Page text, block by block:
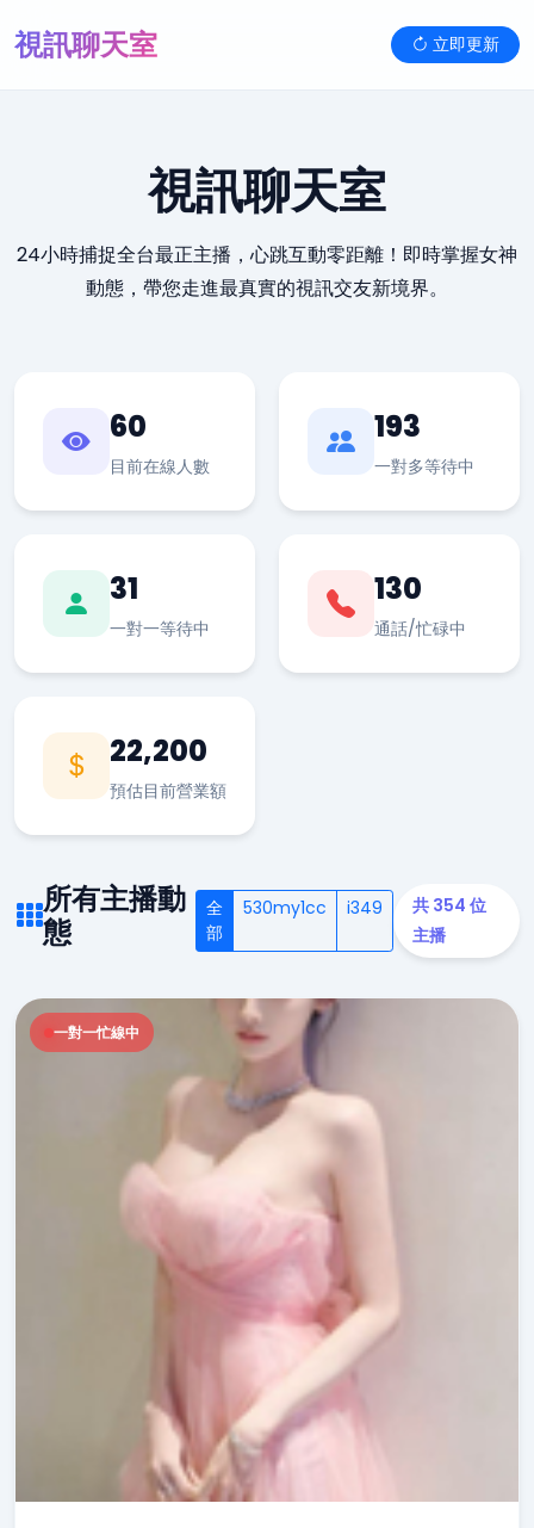
視訊聊天室 立即更新
視訊聊天室
24小時捕捉全台最正主播，心跳互動零距離！即時掌握女神
動態，帶您走進最真實的視訊交友新境界。
60
目前在線人數
193
一對多等待中
31
一對一等待中
130
通話/忙碌中
22,200
預估目前營業額
所有主播動
態
全
部
530my1cc i349
共 354 位
主播
一對一忙線中